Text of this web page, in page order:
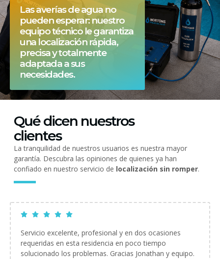
Las averías de agua no
pueden esperar: nuestro
equipo técnico le garantiza
una localización rápida,
precisa y totalmente
adaptada a sus
necesidades.
Qué dicen nuestros
clientes
La tranquilidad de nuestros usuarios es nuestra mayor
garantía. Descubra las opiniones de quienes ya han
confiado en nuestro servicio de localización sin romper.
Servicio excelente, profesional y en dos ocasiones
requeridas en esta residencia en poco tiempo
solucionado los problemas. Gracias Jonathan y equipo.